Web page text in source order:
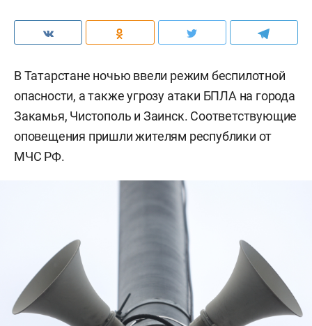
В Татарстане ночью ввели режим беспилотной
опасности, а также угрозу атаки БПЛА на города
Закамья, Чистополь и Заинск. Соответствующие
оповещения пришли жителям республики от
МЧС РФ.